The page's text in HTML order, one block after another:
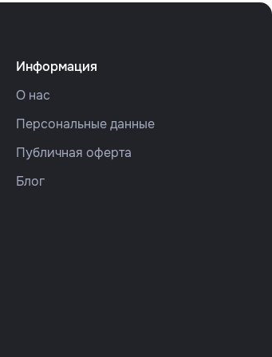
Информация
О нас
Персональные данные
Публичная оферта
Блог